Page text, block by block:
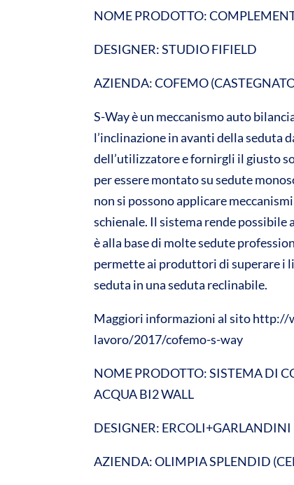
NOME PRODOTTO:
DESIGNER: STUDIO FIFIELD
AZIENDA: COFEMO
S-Way è un meccanismo auto
l’inclinazione in avanti della seduta
dell’utilizzatore e fornirgli il giusto
per essere montato su sedute
non si possono applicare
schienale. Il sistema rende
è alla base di molte sedute
permette ai produttori di superare i
seduta in una seduta reclinabile.
Maggiori informazioni al sito
lavoro/2017/cofemo-s-way
NOME PRODOTTO: SISTEMA DI
ACQUA BI2 WALL
DESIGNER: ERCOLI+GARLANDINI
AZIENDA: OLIMPIA SPLENDID